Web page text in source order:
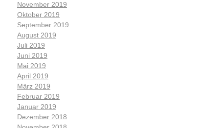
November 2019
Oktober 2019
September 2019
August 2019
Juli 2019
Juni 2019
Mai 2019
April 2019
März 2019
Februar 2019
Januar 2019
Dezember 2018